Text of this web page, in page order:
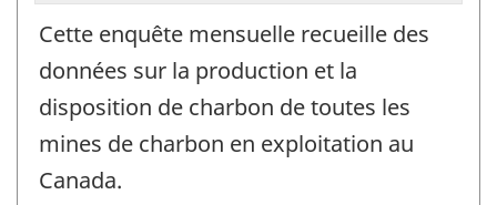
Cette enquête mensuelle recueille des
données sur la production et la
disposition de charbon de toutes les
mines de charbon en exploitation au
Canada.